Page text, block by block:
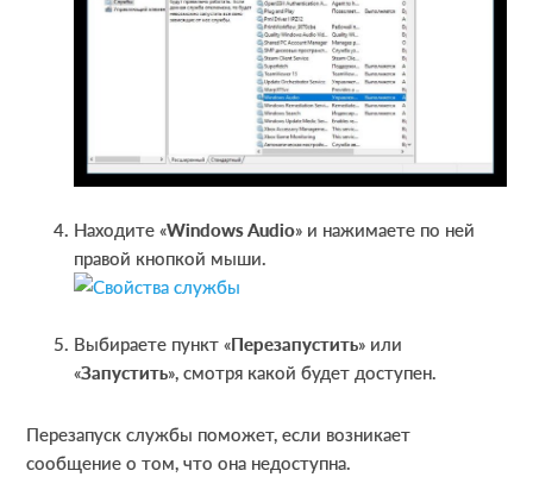
Находите «WindowsAudio» и нажимаете по ней
правой кнопкой мыши.
Выбираете пункт «Перезапустить» или
«Запустить», смотря какой будет доступен.
Перезапуск службы поможет, если возникает
сообщение о том, что она недоступна.